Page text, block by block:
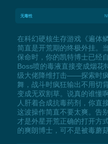
无毒性
在科幻硬核生存游戏《遍体
简直是开荒期的终极外挂。
保命时，你的凯特博士已经
Boss喷的毒液直接变成烟花
级大佬降维打击——探索时
舞，战斗时疯狂输出不用切
变成无双割草。说真的谁懂
人肝着合成抗毒药剂，你直
这波操作简直不要太爽。告
才是外星开荒正确的打开方
的爽朗博士，可不是被毒蘑